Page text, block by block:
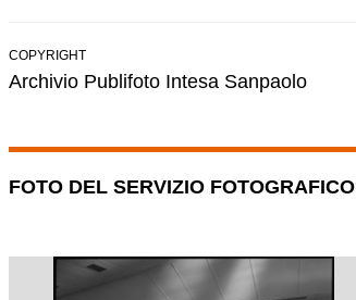
COPYRIGHT
Archivio Publifoto Intesa Sanpaolo
FOTO DEL SERVIZIO FOTOGRAFICO